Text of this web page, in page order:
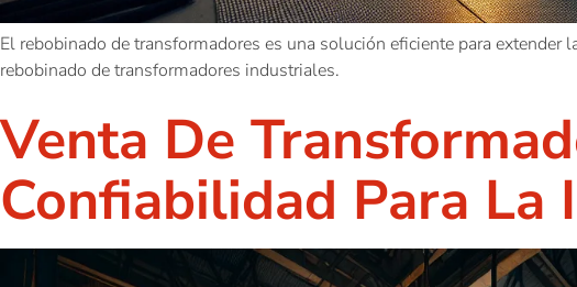
El rebobinado de transformadores es una solución eficiente para
rebobinado de transformadores industriales.
Venta De
Confiabilidad Para La